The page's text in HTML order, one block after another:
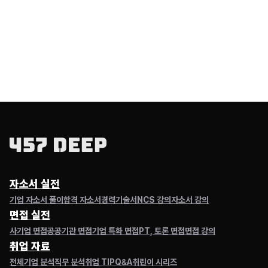
# 동원그룹 입사 전략
자소서 실전
기업 자소서 풀이 합격 자소서경력기술서 NCS 강의자소서 강의
면접 실전
사기업 면접공공기관 면접기업 특화 면접 PT, 토론 면접면접 강의
취업 자료
전체 기업 분석직무 분석취업 TIPQ&A취린이 시리즈